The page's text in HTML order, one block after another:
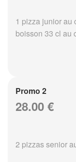
1 pizza junior au
boisson 33 cl au
Promo 2
28.00 €
2 pizzas senior